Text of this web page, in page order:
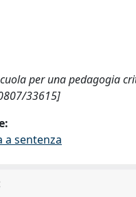
per una pedagogia
33615]
a sentenza